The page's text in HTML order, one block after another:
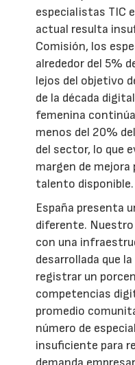
especialistas TIC
actual resulta
Comisión, los
alrededor del 5%
lejos del objetivo
de la década
femenina
menos del 20%
del sector, lo que
margen de mejora
talento disponible.
España presenta
diferente.
con una
desarrollada que
registrar un
competencias
promedio
número de
insuficiente para